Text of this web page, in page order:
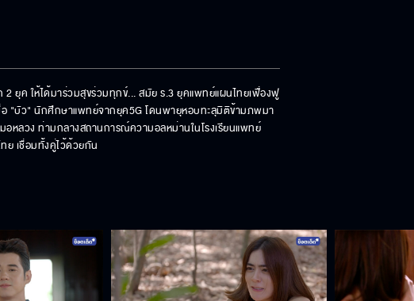
ยุค ให้ได้มาร่วมสุขร่วมทุกข์... สมัย ร.3 ยุคแพทย์แผนไทยเฟื่องฟู
มื่อ "บัว" นักศึกษาแพทย์จากยุค5G โดนพายุหอบทะลุมิติข้ามภพมา
หลวง ท่ามกลางสถานการณ์ความอลหม่านในโรงเรียนแพทย์
ย เชื่อมทั้งคู่ไว้ด้วยกัน